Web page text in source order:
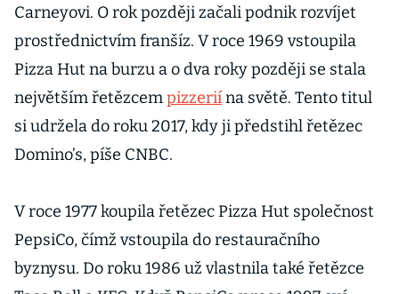
Carneyovi. O rok později začali podnik rozvíjet
prostřednictvím franšíz. V roce 1969 vstoupila
Pizza Hut na burzu a o dva roky později se stala
největším řetězcempizzeriína světě. Tento titul
si udržela do roku 2017, kdy ji předstihl řetězec
Domino’s, píše CNBC.
V roce 1977 koupila řetězec Pizza Hut společnost
PepsiCo, čímž vstoupila do restauračního
byznysu. Do roku 1986 už vlastnila také řetězce